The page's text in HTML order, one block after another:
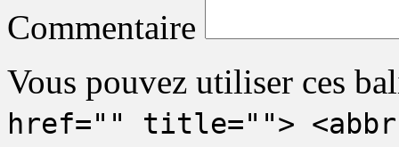
Commentaire
Vous pouvez utiliser ces
href="" title="">